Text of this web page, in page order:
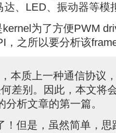
达、LED、振动器等模
为了方便PWM
，之所以要分析该
本质上一种通信协议
差别。因此，本文将
分析文章的第一篇。
！但是，虽然简单，